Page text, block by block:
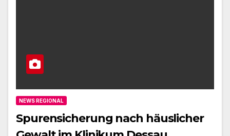
NEWS REGIONAL
Spurensicherung nach häuslicher